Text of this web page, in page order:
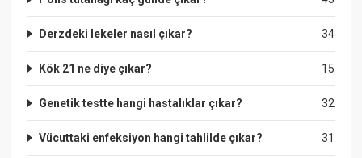
34
Derzdeki lekeler nasıl çıkar?
15
Kök 21 ne diye çıkar?
32
Genetik testte hangi hastalıklar çıkar?
31
Vücuttaki enfeksiyon hangi tahlilde çıkar?